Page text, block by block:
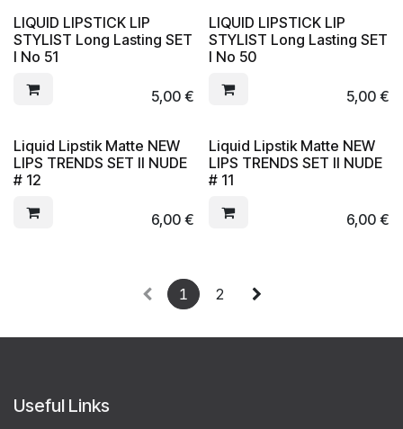
LIQUID LIPSTICK LIP
STYLIST Long Lasting SET
I No 51
5,00€
LIQUID LIPSTICK LIP
STYLIST Long Lasting SET
I No 50
5,00€
Liquid Lipstik Matte NEW
LIPS TRENDS SET II NUDE
# 12
6,00€
Liquid Lipstik Matte NEW
LIPS TRENDS SET II NUDE
# 11
6,00€
1 2
Useful Links